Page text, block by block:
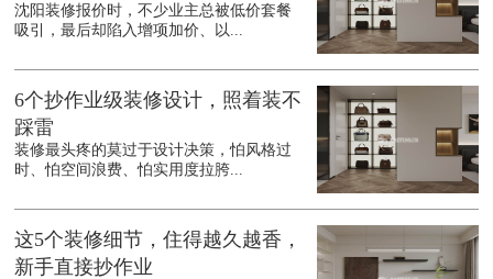
沈阳装修报价时，不少业主总被低价套餐
吸引，最后却陷入增项加价、以...
6个抄作业级装修设计，照着装不
踩雷
装修最头疼的莫过于设计决策，怕风格过
时、怕空间浪费、怕实用度拉胯...
这5个装修细节，住得越久越香，
新手直接抄作业